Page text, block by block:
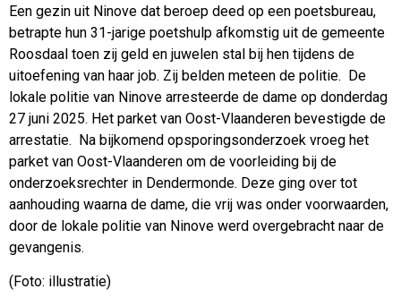
Een gezin uit Ninove dat beroep deed op een poetsbureau,
betrapte hun 31-jarige poetshulp afkomstig uit de gemeente
Roosdaal toen zij geld en juwelen stal bij hen tijdens de
uitoefening van haar job. Zij belden meteen de politie. De
lokale politie van Ninove arresteerde de dame op donderdag
27 juni 2025. Het parket van Oost-Vlaanderen bevestigde de
arrestatie. Na bijkomend opsporingsonderzoek vroeg het
parket van Oost-Vlaanderen om de voorleiding bij de
onderzoeksrechter in Dendermonde. Deze ging over tot
aanhouding waarna de dame, die vrij was onder voorwaarden,
door de lokale politie van Ninove werd overgebracht naar de
gevangenis.
(Foto: illustratie)